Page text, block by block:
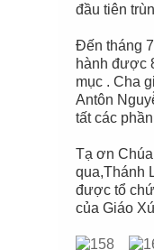
đầu tiên
Đến tháng
hành được
mục . Cha
Antôn
tất các
Tạ ơn
qua,Thánh
được tổ
của Giáo